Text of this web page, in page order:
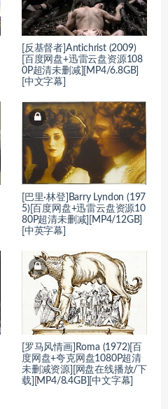
[反基督者]Antichrist (2009)
[百度网盘+迅雷云盘资源108
0P超清未删减][MP4/6.8GB]
[中文字幕]
[巴里·林登]Barry Lyndon (197
5)[百度网盘+迅雷云盘资源10
80P超清未删减][MP4/12GB]
[中英字幕]
[罗马风情画]Roma (1972)[百
度网盘+夸克网盘1080P超清
未删减资源][网盘在线播放/下
载][MP4/8.4GB][中文字幕]